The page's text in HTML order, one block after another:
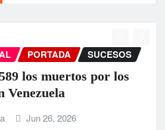
PORTADA SUCESOS
los muertos por los
Jun 26, 2026